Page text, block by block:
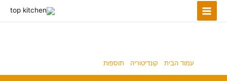
עמוד הבית קונדיטוריה תוספות